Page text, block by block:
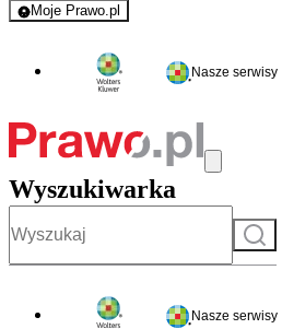
Moje Prawo.pl
- rejestracja i logowanie do serwisu
Nasze serwisy
Wyszukiwarka
Szukaj
Nasze serwisy